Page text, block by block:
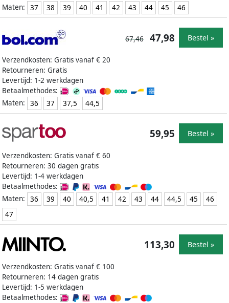
Maten:
37 38 39 40 41 42 43 44 45 46
Verzendkosten: Gratis vanaf € 20
Retourneren: Gratis
Levertijd: 1-2 werkdagen
Betaalmethodes:
Maten:
36 37 37,5 44,5
67,46 47,98 Bestel »
Verzendkosten: Gratis vanaf € 60
Retourneren: 30 dagen gratis
Levertijd: 1-4 werkdagen
Betaalmethodes:
Maten:
36 39 40 40,5 41 42 43 44 44,5 45
46
47
59,95 Bestel »
Verzendkosten: Gratis vanaf € 100
Retourneren: 14 dagen gratis
Levertijd: 1-5 werkdagen
Betaalmethodes:
113,30 Bestel »